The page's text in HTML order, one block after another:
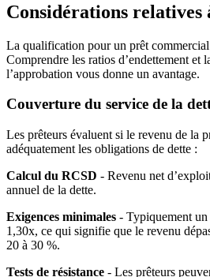
Considérations
La qualification pour un prêt
Comprendre les ratios d’endettement et
l’approbation vous donne un avantage.
Couverture du service de la
Les prêteurs évaluent si le revenu de la
adéquatement les obligations de dette :
Calcul du RCSD - Revenu net
annuel de la dette.
Exigences minimales - Typiquement
1,30x, ce qui signifie que le revenu
20 à 30 %.
Tests de résistance - Les prêteurs